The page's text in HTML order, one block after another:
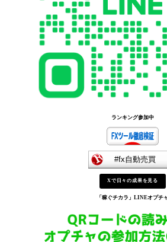
ランキング参加中
Xで日々の成果を見る
「稼ぐチカラ」 LINEオプチ